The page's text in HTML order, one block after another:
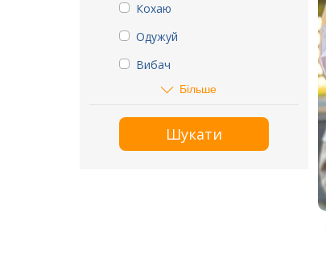
Кохаю
Одужуй
Вибач
Більше
Шукати